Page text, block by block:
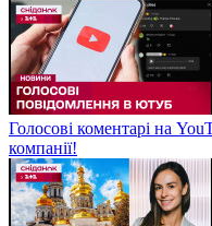
Голосові коментарі на
компанії!